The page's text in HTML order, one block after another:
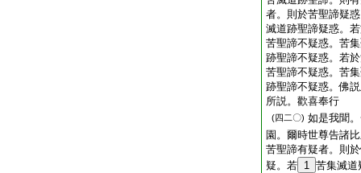
者。則於苦聖諦疑
滅道跡聖諦疑惑。
苦聖諦不疑惑。苦
跡聖諦不疑惑。若
苦聖諦不疑惑。苦
跡聖諦不疑惑。佛
所説。歡喜奉行
(四二〇) 如是我聞
園。爾時世尊告諸
苦聖諦有疑者。則
疑。若 1 苦集滅道